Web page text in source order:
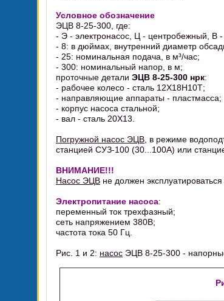
Условное обозначение
ЭЦВ 8-25-300, где:
- Э - электронасос, Ц - центробежный, В
- 8: в дюймах, внутренний диаметр
- 25: номинальная подача, в м³/час;
- 300: номинальный напор, в м;
проточные детали ЭЦВ 8-25-300 нрк:
- рабочее колесо - сталь 12Х18Н10Т;
- направляющие аппараты - пластмасса;
- корпус насоса стальной;
- вал - сталь 20Х13.
Погружной насос ЭЦВ , в режиме
станцией СУЗ-100 (30...100А) или
ВНИМАНИЕ!!!
Насос ЭЦВ не должен
Электропитание насоса:
переменный ток трехфазный;
сеть напряжением 380В;
частота тока 50 Гц.
Рис. 1 и 2: насос ЭЦВ 8-25-300 -